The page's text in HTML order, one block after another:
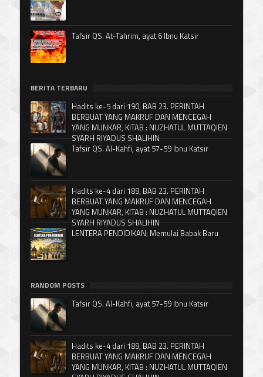
Tafsir QS. At-Tahrim, ayat 6 Ibnu Katsir
BERITA TERBARU
Hadits ke-5 dari 190, BAB 23. PERINTAH
BERBUAT YANG MAKRUF DAN MENCEGAH
YANG MUNKAR, KITAB : NUZHATUL MUTTAQIEN
SYARH RIYADUS SHALIHIN
Tafsir QS. Al-Kahfi, ayat 57-59 Ibnu Katsir
Hadits ke-4 dari 189, BAB 23. PERINTAH
BERBUAT YANG MAKRUF DAN MENCEGAH
YANG MUNKAR, KITAB : NUZHATUL MUTTAQIEN
SYARH RIYADUS SHALIHIN
LENTERA PENDIDIKAN; Memulai Babak Baru
RANDOM POSTS
Tafsir QS. Al-Kahfi, ayat 57-59 Ibnu Katsir
Hadits ke-4 dari 189, BAB 23. PERINTAH
BERBUAT YANG MAKRUF DAN MENCEGAH
YANG MUNKAR, KITAB : NUZHATUL MUTTAQIEN